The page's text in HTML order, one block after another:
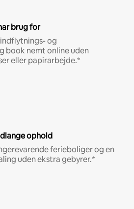
brug for
og
book nemt online uden
eller papirarbejde.*
ophold
ferieboliger og en
uden ekstra gebyrer.*